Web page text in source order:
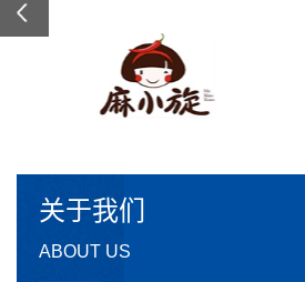
关于我们
ABOUT US